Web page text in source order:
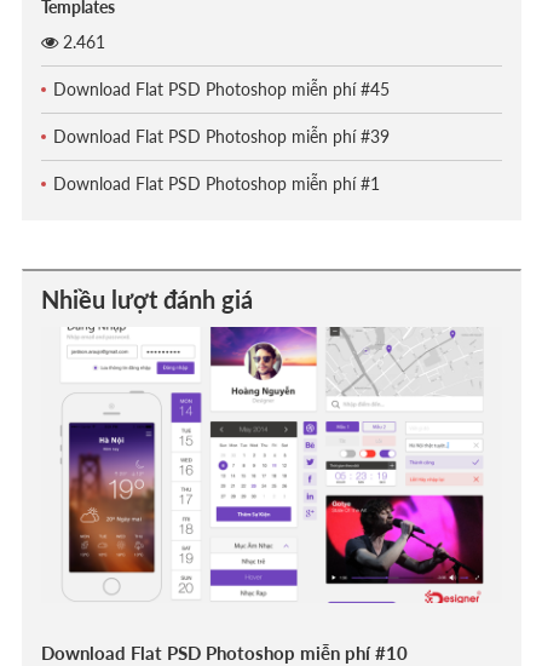
Templates
2.461
Download Flat PSD Photoshop miễn phí #45
Download Flat PSD Photoshop miễn phí #39
Download Flat PSD Photoshop miễn phí #1
Nhiều lượt đánh giá
Download Flat PSD Photoshop miễn phí #10